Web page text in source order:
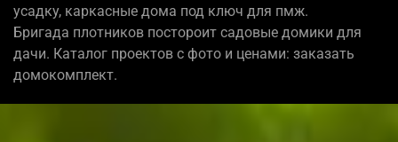
усадку, каркасные дома под ключ для пмж.
Бригада плотников постороит садовые домики для
дачи. Каталог проектов с фото и ценами: заказать
домокомплект.